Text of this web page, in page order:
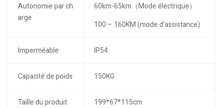
Autonomie par ch
arge
60km-65km（Mode électrique）
100 – 160KM (mode d’assistance)
Imperméable IP54
Capacité de poids 150KG
Taille du produit 199*67*115cm